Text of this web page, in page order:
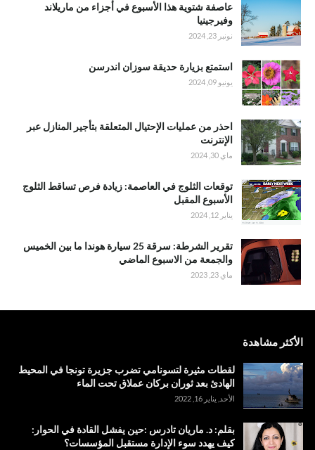
عاصفة شتوية هذا الأسبوع في أجزاء من ماريلاند
وفيرجينيا
نونبر 23, 2024
استمتع بزيارة حديقة سوزان اندرسن
يونيو 09, 2024
احذر من عمليات الإحتيال المتعلقة بتأجير المنازل عبر
الإنترنت
ماي 30, 2024
توقعات الثلوج في العاصمة: زيادة فرص تساقط الثلوج
الأسبوع المقبل
يناير 12, 2024
تقرير الشرطة: سرقة 25 سيارة هوندا ما بين الخميس
والجمعة من الاسبوع الماضي
ماي 23, 2023
الأكثر مشاهدة
لقطات مثيرة لتسونامي تضرب جزيرة تونجا في المحيط
الهادئ بعد ثوران بركان عملاق تحت الماء
الأحد, يناير 16, 2022
بقلم: د. ماريان تادرس :حين يفشل القادة في الحوار:
كيف يهدد سوء الإدارة مستقبل المؤسسات؟